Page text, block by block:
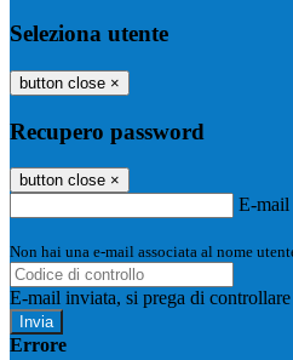
Seleziona utente
button close ×
Recupero password
button close ×
E-mail
Non hai una e-mail associata al nome
E-mail inviata, si prega di
Errore